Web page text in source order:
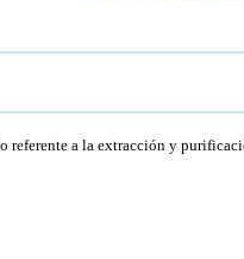
referente a la extracción y